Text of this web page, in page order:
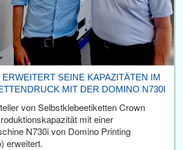
SEINE KAPAZITÄTEN IM
MIT DER DOMINO N730I
von Selbstklebeetiketten Crown
mit einer
N730i von Domino Printing
erweitert.